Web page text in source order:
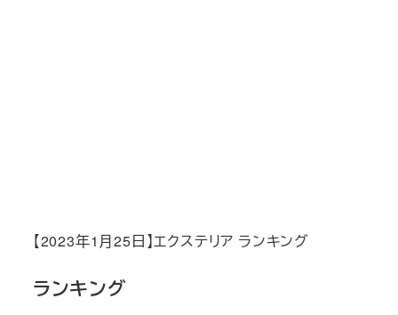
【2023年1月25日】エクステリア ランキング
ランキング